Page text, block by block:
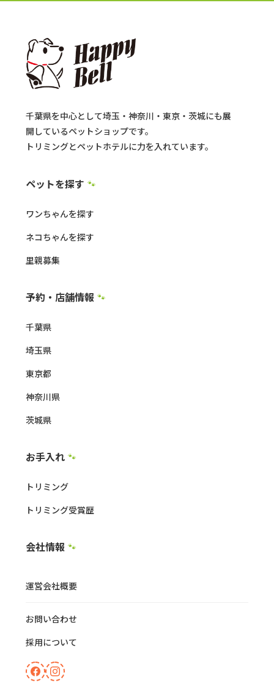
千葉県を中心として埼玉・神奈川・東京・茨城にも展
開しているペットショップです。
トリミングとペットホテルに力を入れています。
ペットを探す 🐾
ワンちゃんを探す
ネコちゃんを探す
里親募集
予約・店舗情報 🐾
千葉県
埼玉県
東京都
神奈川県
茨城県
お手入れ 🐾
トリミング
トリミング受賞歴
会社情報 🐾
運営会社概要
お問い合わせ
採用について